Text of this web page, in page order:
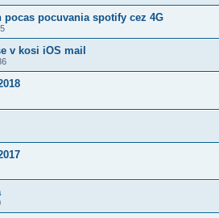
pocuvania spotify cez 4G
v kosi iOS mail